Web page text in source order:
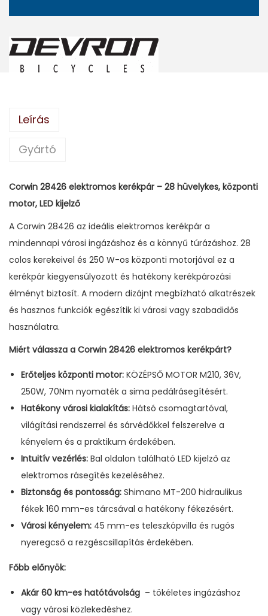
Leírás
Gyártó
Corwin 28426 elektromos kerékpár – 28 hüvelykes, központi
motor, LED kijelző
A Corwin 28426 az ideális elektromos kerékpár a
mindennapi városi ingázáshoz és a könnyű túrázáshoz. 28
colos kerekeivel és 250 W-os központi motorjával ez a
kerékpár kiegyensúlyozott és hatékony kerékpározási
élményt biztosít. A modern dizájnt megbízható alkatrészek
és hasznos funkciók egészítik ki városi vagy szabadidős
használatra.
Miért válassza a Corwin 28426 elektromos kerékpárt?
Erőteljes központi motor: KÖZÉPSŐ MOTOR M210, 36V,
250W, 70Nm nyomaték a sima pedálrásegítésért.
Hatékony városi kialakítás: Hátsó csomagtartóval,
világítási rendszerrel és sárvédőkkel felszerelve a
kényelem és a praktikum érdekében.
Intuitív vezérlés: Bal oldalon található LED kijelző az
elektromos rásegítés kezeléséhez.
Biztonság és pontosság: Shimano MT-200 hidraulikus
fékek 160 mm-es tárcsával a hatékony fékezésért.
Városi kényelem: 45 mm-es teleszkópvilla és rugós
nyeregcső a rezgéscsillapítás érdekében.
Főbb előnyök:
Akár 60 km-es hatótávolság – tökéletes ingázáshoz
vagy városi közlekedéshez.